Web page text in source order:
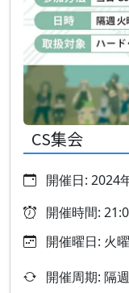
CS集会
開催日: 2024
開催時間:
開催曜日: 火
開催周期: 隔